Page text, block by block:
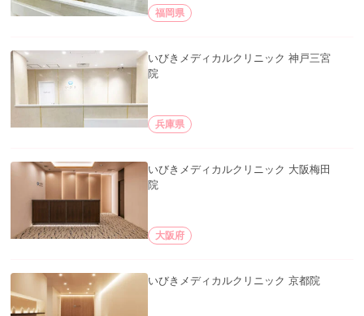
福岡県
いびきメディカルクリニック 神戸三宮
院
兵庫県
いびきメディカルクリニック 大阪梅田
院
大阪府
いびきメディカルクリニック 京都院